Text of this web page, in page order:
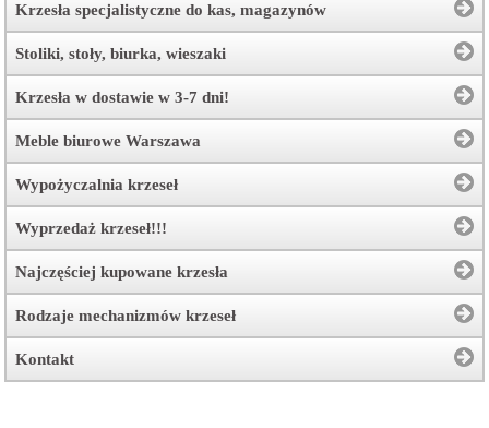
Krzesła specjalistyczne do kas, magazynów
Stoliki, stoły, biurka, wieszaki
Krzesła w dostawie w 3-7 dni!
Meble biurowe Warszawa
Wypożyczalnia krzeseł
Wyprzedaż krzeseł!!!
Najczęściej kupowane krzesła
Rodzaje mechanizmów krzeseł
Kontakt